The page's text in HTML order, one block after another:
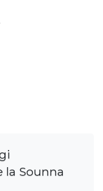
la Sounna